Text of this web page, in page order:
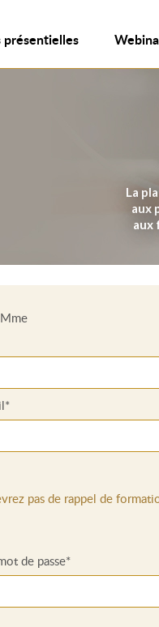
présentielles
La
aux
aux
Mme
pas de rappel de
de passe*